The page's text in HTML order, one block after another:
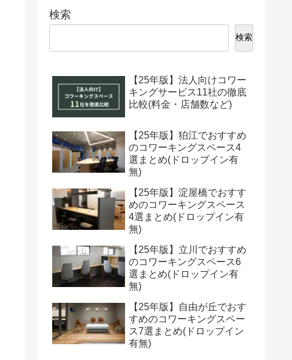
検索
検索
【25年版】法人向けコワー
キングサービス11社の徹底
比較(料金・店舗数など)
【25年版】狛江でおすすめ
のコワーキングスペース4
選まとめ(ドロップイン有
無)
【25年版】淀屋橋でおすす
めのコワーキングスペース
4選まとめ(ドロップイン有
無)
【25年版】立川でおすすめ
のコワーキングスペース6
選まとめ(ドロップイン有
無)
【25年版】自由が丘でおす
すめのコワーキングスペー
ス7選まとめ(ドロップイン
有無)